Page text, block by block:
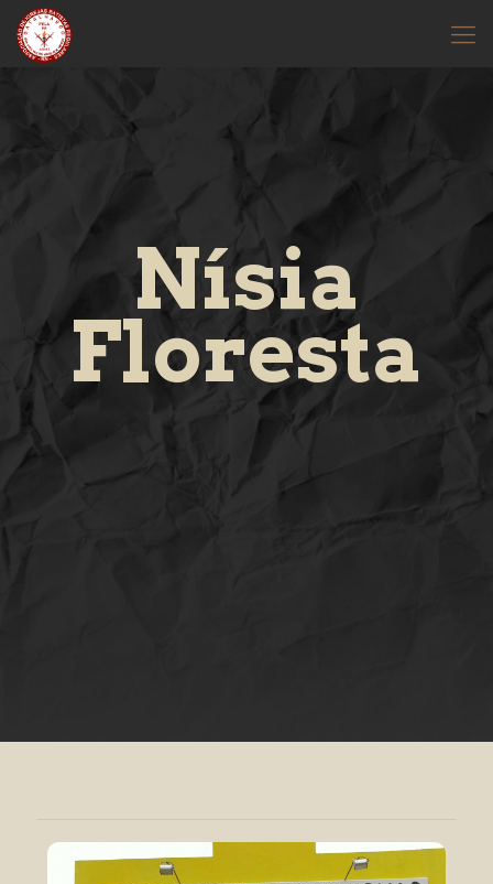
Nísia
Floresta